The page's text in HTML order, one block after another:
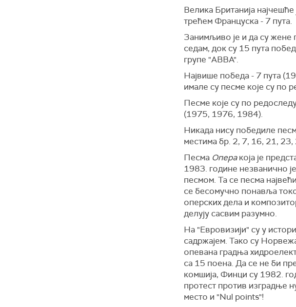
Велика Британија
трећем Француска - 7 пута.
Занимљиво је и да су жене
седам, док су 15 пута
групе "ABBA".
Највише победа - 7 пута
имале су песме које су по
Песме које су по
(1975, 1976, 1984).
Никада нису победиле
местима бр. 2, 7, 16, 21, 23,
Песма Операкоја је
1983. године незванично
песмом. Та се песма
се бесомучно понавља
оперских дела и
делују сасвим разумно.
На "Евровизији" су у
садржајем. Тако су
опевана градња
са 15 поена. Да се не би
комшија, Финци су 1982.
протест против изградње
место и "Nul points"!